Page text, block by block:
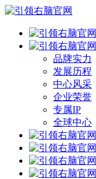
品牌实力
发展历程
中心风采
企业荣誉
专属IP
全球中心